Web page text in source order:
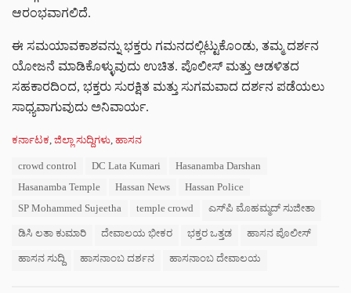
ಆರಂಭವಾಗಲಿದೆ.
ಈ ಸಮಯಾವಕಾಶವನ್ನು ಭಕ್ತರು ಗಮನದಲ್ಲಿಟ್ಟುಕೊಂಡು, ತಮ್ಮ ದರ್ಶನ
ಯೋಜನೆ ಮಾಡಿಕೊಳ್ಳುವುದು ಉಚಿತ. ಪೊಲೀಸ್ ಮತ್ತು ಆಡಳಿತದ
ಸಹಕಾರದಿಂದ, ಭಕ್ತರು ಸುರಕ್ಷಿತ ಮತ್ತು ಸುಗಮವಾದ ದರ್ಶನ ಪಡೆಯಲು
ಸಾಧ್ಯವಾಗುವುದು ಅನಿವಾರ್ಯ.
C
ಕರ್ನಾಟಕ ಜಿಲ್ಲಾ ಸುದ್ದಿಗಳು ಹಾಸನ
crowd control DC Lata Kumari
Hasanamba Darshan
Hasanamba Temple
Hassan News
Hassan Police
SP Mohammed Sujeetha
temple crowd ಎಸ್‌ಪಿ ಮೊಹಮ್ಮದ್ ಸುಜೀತಾ
ಡಿಸಿ ಲತಾ ಕುಮಾರಿ ದೇವಾಲಯ ಭೀಕರ ಭಕ್ತರ ಒತ್ತಡ ಹಾಸನ ಪೊಲೀಸ್
ಹಾಸನ ಸುದ್ದಿ ಹಾಸನಾಂಬ ದರ್ಶನ ಹಾಸನಾಂಬ ದೇವಾಲಯ